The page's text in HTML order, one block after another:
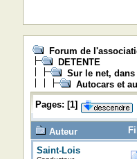
Forum de
DETENTE
Sur le net,
Autocars et
Pages: [1]
Auteur
Saint-Lois